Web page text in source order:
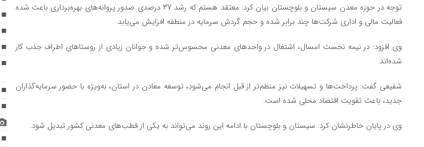
توجه در حوزه معدن سیستان و بلوچستان بیان کرد: معتقد هستم که رشد ۳۷ درصدی صدور پروانه‌های بهره‌برداری باعث شده
فعالیت مالی و اداری شرکت‌ها چند برابر شده و حجم گردش سرمایه در منطقه افزایش می‌یابد.
وی افزود: در نیمه نخست امسال، اشتغال در واحدهای معدنی محسوس‌تر شده و جوانان زیادی از روستاهای اطراف جذب کار
شده‌اند.
شفیعی گفت: پرداخت‌ها و تسهیلات نیز منظم‌تر از قبل انجام می‌شود، توسعه معادن در استان، به‌ویژه با حضور سرمایه‌گذاران
جدید، باعث تقویت اقتصاد محلی شده است.
وی در پایان خاطرنشان کرد: سیستان و بلوچستان با ادامه این روند می‌تواند به یکی از قطب‌های معدنی کشور تبدیل شود.